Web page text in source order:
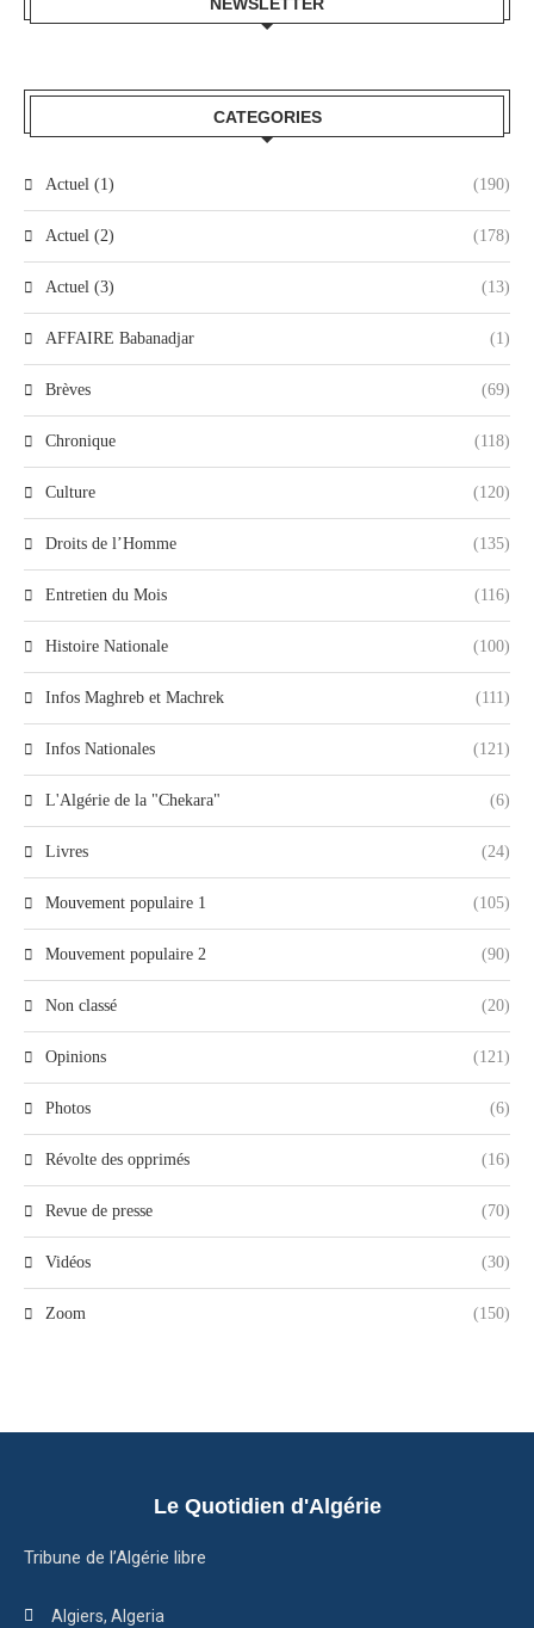
CATEGORIES
Actuel (1) (190)
Actuel (2) (178)
Actuel (3) (13)
AFFAIRE Babanadjar (1)
Brèves (69)
Chronique (118)
Culture (120)
Droits de l’Homme (135)
Entretien du Mois (116)
Histoire Nationale (100)
Infos Maghreb et Machrek (111)
Infos Nationales (121)
L'Algérie de la "Chekara" (6)
Livres (24)
Mouvement populaire 1 (105)
Mouvement populaire 2 (90)
Non classé (20)
Opinions (121)
Photos (6)
Révolte des opprimés (16)
Revue de presse (70)
Vidéos (30)
Zoom (150)
Le Quotidien d'Algérie
Tribune de l’Algérie libre
Algiers, Algeria